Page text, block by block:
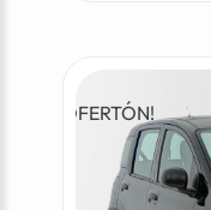
¡OFERTÓN!